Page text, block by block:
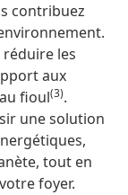
contribuez
les
aux
fioul(3).
une solution
tout en
foyer.